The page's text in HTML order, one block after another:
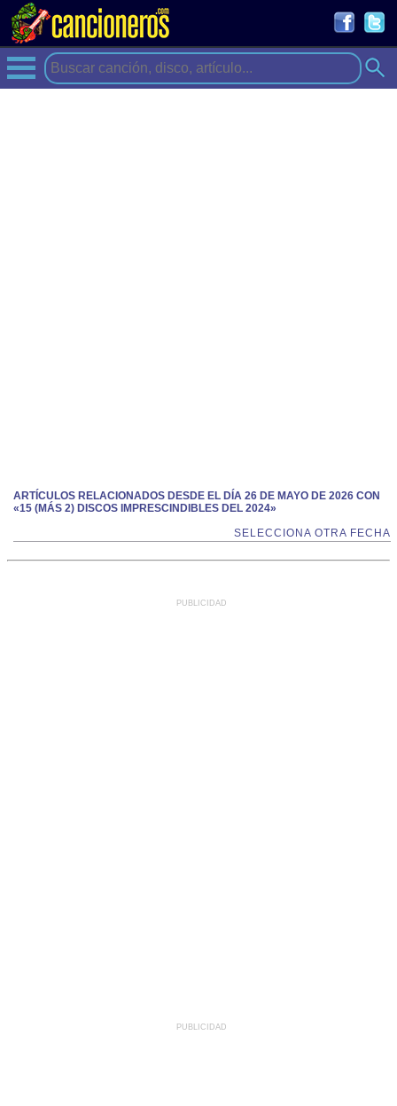
ARTÍCULOS RELACIONADOS DESDE EL DÍA 26 DE MAYO DE 2026 CON
«15 (MÁS 2) DISCOS IMPRESCINDIBLES DEL 2024»
SELECCIONA OTRA FECHA
PUBLICIDAD
PUBLICIDAD